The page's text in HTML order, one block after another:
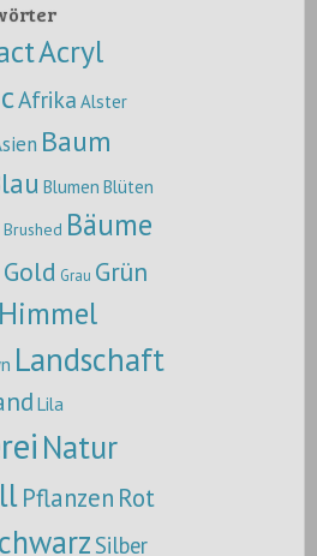
Acryl
Afrika Alster
Baum
Blumen Blüten
Brushed Bäume
Gold Grau Grün
Himmel
Landschaft
Lila
Natur
Pflanzen Rot
Silber